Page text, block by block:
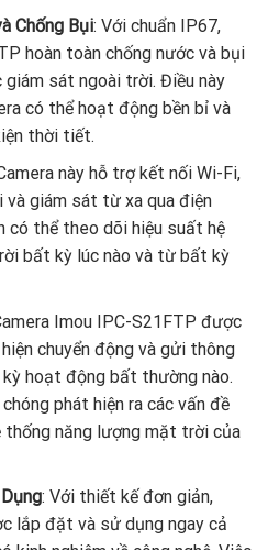
Chống Bụi: Với chuẩn IP67,
hoàn toàn chống nước và bụi
giám sát ngoài trời. Điều này
có thể hoạt động bền bỉ và
thời tiết.
này hỗ trợ kết nối Wi-Fi,
và giám sát từ xa qua điện
có thể theo dõi hiệu suất hệ
bất kỳ lúc nào và từ bất kỳ
Imou IPC-S21FTP được
chuyển động và gửi thông
hoạt động bất thường nào.
phát hiện ra các vấn đề
thống năng lượng mặt trời của
: Với thiết kế đơn giản,
lắp đặt và sử dụng ngay cả